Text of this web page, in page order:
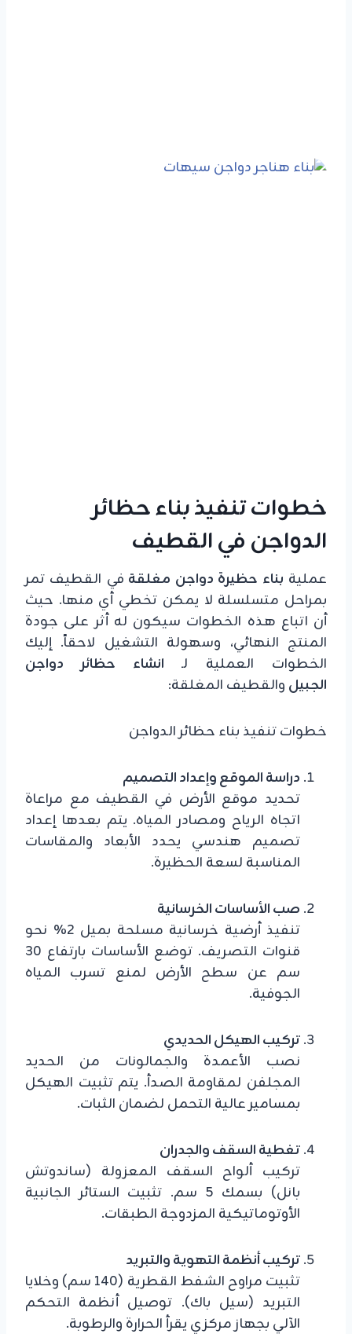
خطوات تنفيذ بناء حظائر
الدواجن في القطيف
عملية بناء حظيرة دواجن مغلقة في القطيف تمر
بمراحل متسلسلة لا يمكن تخطي أي منها. حيث
أن اتباع هذه الخطوات سيكون له أثر على جودة
المنتج النهائي، وسهولة التشغيل لاحقاً. إليك
الخطوات العملية لـ انشاء حظائر دواجن
الجبيل والقطيف المغلقة:
خطوات تنفيذ بناء حظائر الدواجن
دراسة الموقع وإعداد التصميم
تحديد موقع الأرض في القطيف مع مراعاة
اتجاه الرياح ومصادر المياه. يتم بعدها إعداد
تصميم هندسي يحدد الأبعاد والمقاسات
المناسبة لسعة الحظيرة.
صب الأساسات الخرسانية
تنفيذ أرضية خرسانية مسلحة بميل 2% نحو
قنوات التصريف. توضع الأساسات بارتفاع 30
سم عن سطح الأرض لمنع تسرب المياه
الجوفية.
تركيب الهيكل الحديدي
نصب الأعمدة والجمالونات من الحديد
المجلفن لمقاومة الصدأ. يتم تثبيت الهيكل
بمسامير عالية التحمل لضمان الثبات.
تغطية السقف والجدران
تركيب ألواح السقف المعزولة (ساندوتش
بانل) بسمك 5 سم. تثبيت الستائر الجانبية
الأوتوماتيكية المزدوجة الطبقات.
تركيب أنظمة التهوية والتبريد
تثبيت مراوح الشفط القطرية (140 سم) وخلايا
التبريد (سيل باك). توصيل أنظمة التحكم
الآلي بجهاز مركزي يقرأ الحرارة والرطوبة.